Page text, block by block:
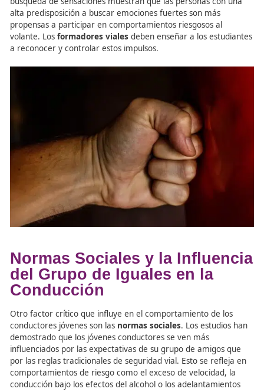
Dentro de laFP en movilidad segura y sostenible
estudiantes no solo aprenden sobre las técnicas de
sino también sobre cómo los factores psicológicos,
rasgos de personalidad, afectan la seguridad vial. El
vialtiene la responsabilidad de enseñar cómo controlar
Programas educativos como estos abordan la
los neurotransmisores como la serotonina y la
pueden influir en comportamientos como la agresividad
exceso de confianza al conducir.
Por ejemplo, los estudios realizados por Zuckerman
búsqueda de sensaciones muestran que las personas
alta predisposición a buscar emociones fuertes son más
propensas a participar en comportamientos riesgosos al
volante. Los